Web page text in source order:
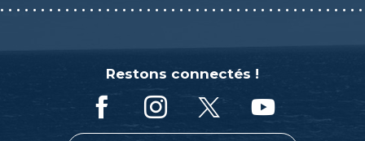
Restons connectés !